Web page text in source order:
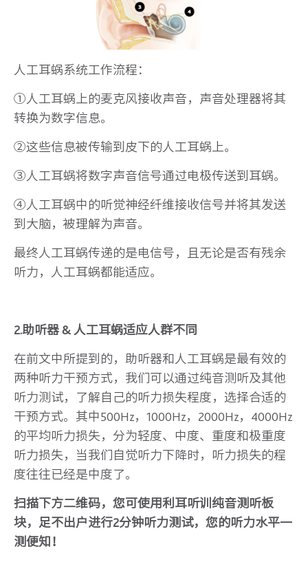
人工耳蜗系统工作流程：
①人工耳蜗上的麦克风接收声音，声音处理器将其
转换为数字信息。
②这些信息被传输到皮下的人工耳蜗上。
③人工耳蜗将数字声音信号通过电极传送到耳蜗。
④人工耳蜗中的听觉神经纤维接收信号并将其发送
到大脑，被理解为声音。
最终人工耳蜗传递的是电信号，且无论是否有残余
听力，人工耳蜗都能适应。
2.助听器 & 人工耳蜗适应人群不同
在前文中所提到的，助听器和人工耳蜗是最有效的
两种听力干预方式，我们可以通过纯音测听及其他
听力测试，了解自己的听力损失程度，选择合适的
干预方式。其中500Hz，1000Hz，2000Hz，4000Hz
的平均听力损失，分为轻度、中度、重度和极重度
听力损失，当我们自觉听力下降时，听力损失的程
度往往已经是中度了。
扫描下方二维码，您可使用利耳听训纯音测听板
块，足不出户进行2分钟听力测试，您的听力水平一
测便知！